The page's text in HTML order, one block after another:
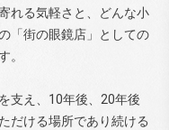
れる気軽さと、どんな小
「街の眼鏡店」としての
。
支え、10年後、20年後
だける場所であり続ける